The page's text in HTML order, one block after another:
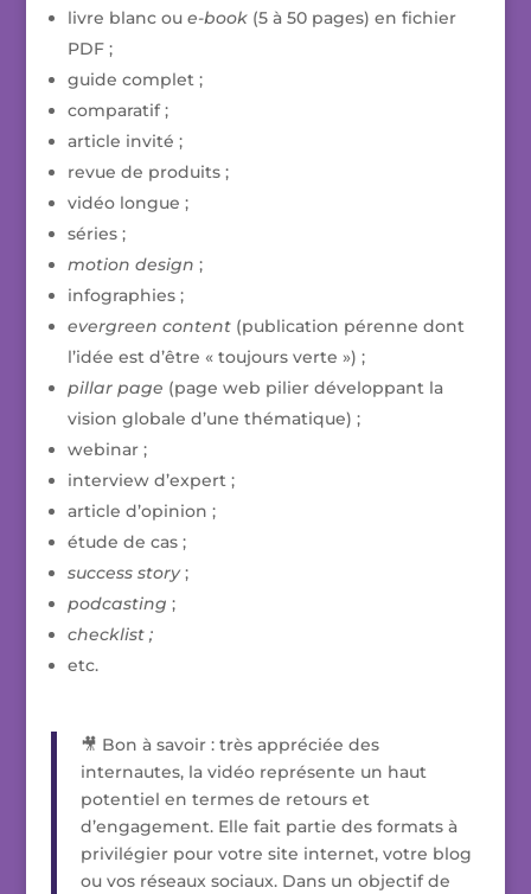
livre blanc ou e-book(5 à 50 pages) en fichier
PDF ;
guide complet ;
comparatif ;
article invité ;
revue de produits ;
vidéo longue ;
séries ;
motion design ;
infographies ;
evergreen content(publication pérenne dont
l’idée est d’être « toujours verte ») ;
pillar page (page web pilier développant la
vision globale d’une thématique) ;
webinar ;
interview d’expert ;
article d’opinion ;
étude de cas ;
success story;
podcasting ;
checklist ;
etc.
🎥 Bon à savoir : très appréciée des
internautes, la vidéo représente un haut
potentiel en termes de retours et
d’engagement. Elle fait partie des formats à
privilégier pour votre site internet, votre blog
ou vos réseaux sociaux. Dans un objectif de